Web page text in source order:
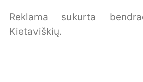
Reklama sukurta
Kietaviškių.